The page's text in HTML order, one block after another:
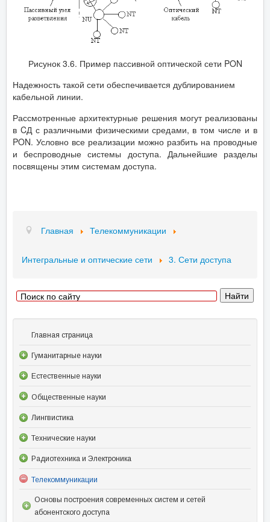
Рисунок 3.6. Пример пассивной оптической сети PON
Надежность такой сети обеспечивается дублированием
кабельной линии.
Рассмотренные архитектурные решения могут реализованы
в CД с различными физическими средами, в том числе и в
PON. Условно все реализации можно разбить на проводные
и беспроводные системы доступа. Дальнейшие разделы
посвящены этим системам доступа.
Главная Телекоммуникации
Интегральные и оптические сети 3. Сети доступа
Главная страница
Гуманитарные науки
Естественные науки
Общественные науки
Лингвистика
Технические науки
Радиотехника и Электроника
Телекоммуникации
Основы построения современных систем и сетей
абонентского доступа